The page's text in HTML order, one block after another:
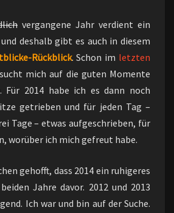
vergangene Jahr verdient ein
deshalb gibt es auch in diesem
Rückblick. Schon im letzten
mich auf die guten Momente
Für 2014 habe ich es dann noch
getrieben und für jeden Tag –
Tage – etwas aufgeschrieben, für
worüber ich mich gefreut habe.
gehofft, dass 2014 ein ruhigeres
Jahre davor. 2012 und 2013
Ich war und bin auf der Suche.